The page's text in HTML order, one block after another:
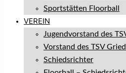
Sportstätten Floorball
VEREIN
Jugendvorstand des
Vorstand des TSV
Schiedsrichter